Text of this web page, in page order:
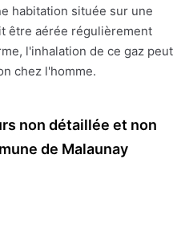
habitation située sur une
être aérée régulièrement
l'inhalation de ce gaz peut
chez l'homme.
non détaillée et non
de Malaunay